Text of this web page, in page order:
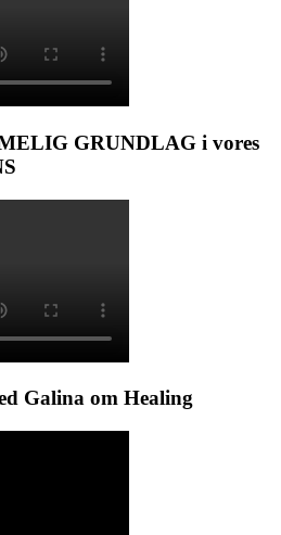
GRUNDLAG i vores
Galina om Healing